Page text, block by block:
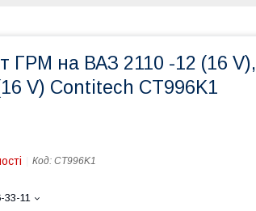
ГРМ на ВАЗ 2110 -12 (16 V),
V) Contitech CT996K1
Код: CT996K1
33-11